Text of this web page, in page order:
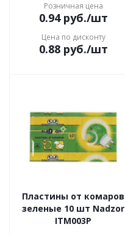
Розничная цена
0.94руб./шт
Цена по дисконту
0.88руб./шт
Пластины от комаров
зеленые 10 шт Nadzor
ITM003P